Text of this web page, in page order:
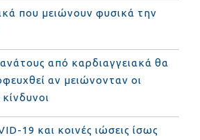
που μειώνουν φυσικά την
από καρδιαγγειακά θα
αν μειώνονταν οι
19 και κοινές ιώσεις ίσως